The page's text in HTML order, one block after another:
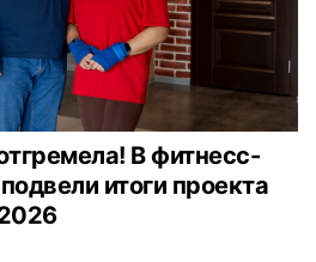
В фитнесс-
итоги проекта